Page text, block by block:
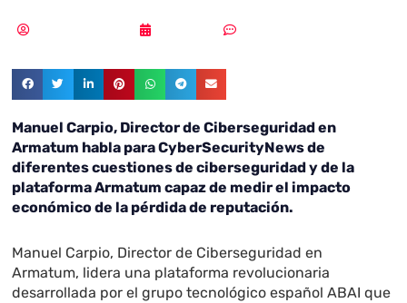
Manuel Carpio, Director de Ciberseguridad en
Armatum habla para CyberSecurityNews de
diferentes cuestiones de ciberseguridad y de la
plataforma Armatum capaz de medir el impacto
económico de la pérdida de reputación.
Manuel Carpio, Director de Ciberseguridad en
Armatum, lidera una plataforma revolucionaria
desarrollada por el grupo tecnológico español ABAI que